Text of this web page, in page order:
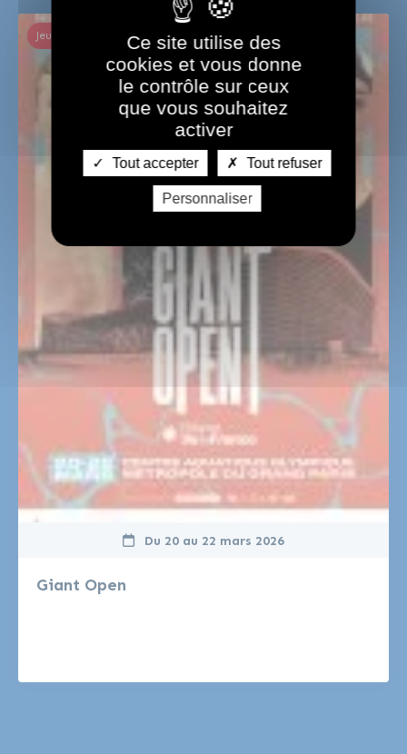
Giant Open
Jeux de Paris 2024 et Sports
Du 20 au 22 mars 2026
Ce site utilise des
cookies et vous donne
le contrôle sur ceux
que vous souhaitez
activer
Tout accepter Tout refuser
Personnaliser